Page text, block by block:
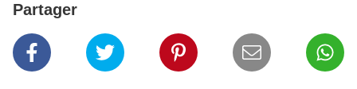
Partager